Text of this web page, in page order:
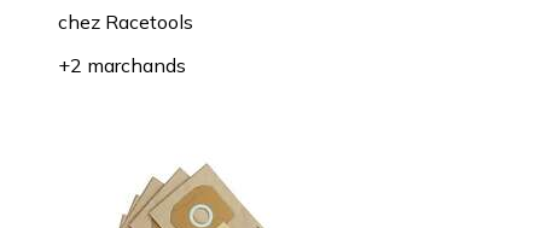
chez Racetools
+2 marchands